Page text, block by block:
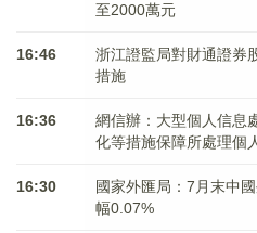
至2000萬元
16:46
浙江證監局對財通證券
措施
16:36
網信辦：大型個人信息
化等措施保障所處理個
16:30
國家外匯局：7月末中
幅0.07%